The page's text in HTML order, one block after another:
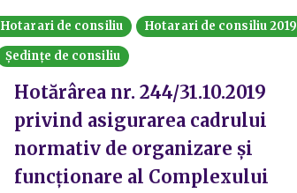
Hotarari de consiliu
Hotarari de consiliu 2019
Ședințe de consiliu
Hotărârea nr. 244/31.10.2019
privind asigurarea cadrului
normativ de organizare și
funcționare al Complexului